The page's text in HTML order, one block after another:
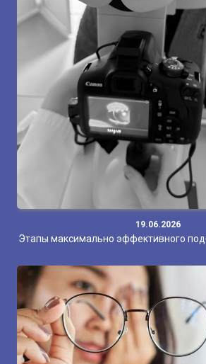
19.06.2026
Этапы максимально эффективного